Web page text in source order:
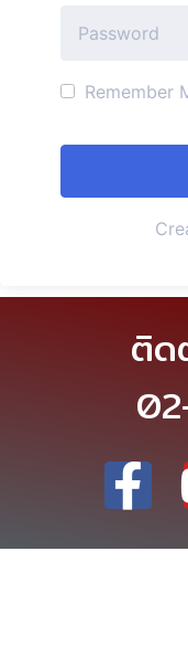
Remember
ติด